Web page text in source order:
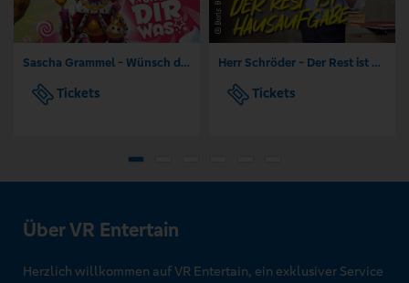
Sascha Grammel - Wünsch dir was
Tickets
Herr Schröder - Der Rest ist Hausaufgabe
Tickets
Über VR Entertain
Herzlich willkommen auf VR Entertain, ein exklusiver Service